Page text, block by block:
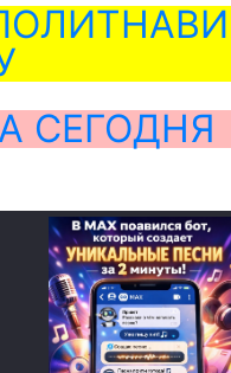
СЕГОДНЯ